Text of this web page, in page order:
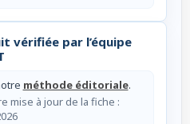
vérifiée par l’équipe
méthode éditoriale.
mise à jour de la fiche :